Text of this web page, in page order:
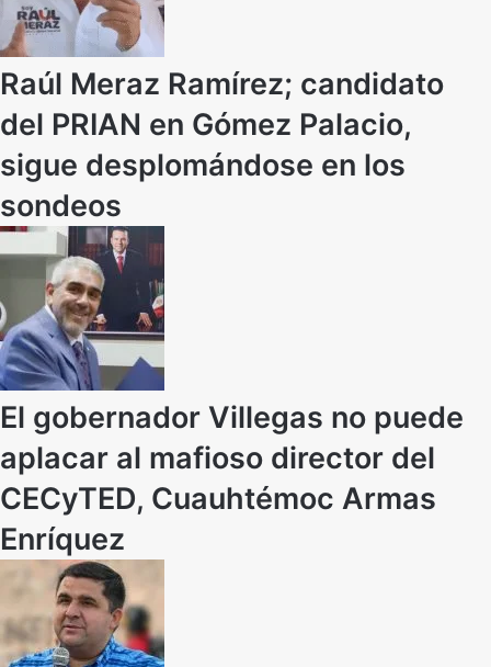
Raúl Meraz Ramírez; candidato
del PRIAN en Gómez Palacio,
sigue desplomándose en los
sondeos
El gobernador Villegas no puede
aplacar al mafioso director del
CECyTED, Cuauhtémoc Armas
Enríquez